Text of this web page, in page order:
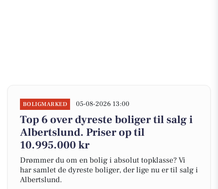
BOLIGMARKED 05-08-2026 13:00
Top 6 over dyreste boliger til salg i
Albertslund. Priser op til
10.995.000 kr
Drømmer du om en bolig i absolut topklasse? Vi
har samlet de dyreste boliger, der lige nu er til salg i
Albertslund.